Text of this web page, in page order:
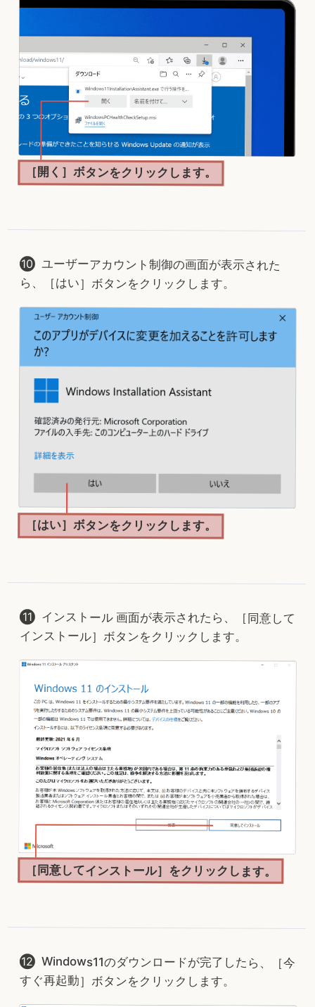
［開く］ボタンをクリックします。
ユーザーアカウント制御の画面が表示された
ら、［はい］ボタンをクリックします。
［はい］ボタンをクリックします。
インストール 画面が表示されたら、［同意して
インストール］ボタンをクリックします。
［同意してインストール］をクリックします。
Windows11のダウンロードが完了したら、［今
すぐ再起動］ボタンをクリックします。